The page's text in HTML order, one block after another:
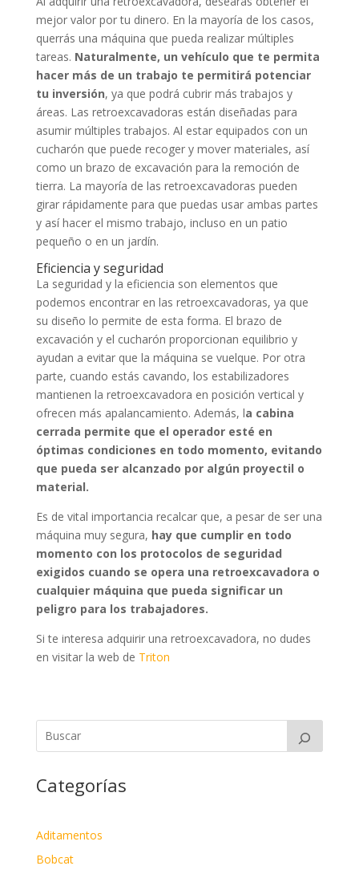
mejor valor por tu dinero. En la mayoría de los casos,
querrás una máquina que pueda realizar múltiples
tareas. Naturalmente, un vehículo que te permita
hacer más de un trabajo te permitirá potenciar
tu inversión, ya que podrá cubrir más trabajos y
áreas. Las retroexcavadoras están diseñadas para
asumir múltiples trabajos. Al estar equipados con un
cucharón que puede recoger y mover materiales, así
como un brazo de excavación para la remoción de
tierra. La mayoría de las retroexcavadoras pueden
girar rápidamente para que puedas usar ambas partes
y así hacer el mismo trabajo, incluso en un patio
pequeño o en un jardín.
Eficiencia y seguridad
La seguridad y la eficiencia son elementos que
podemos encontrar en las retroexcavadoras, ya que
su diseño lo permite de esta forma. El brazo de
excavación y el cucharón proporcionan equilibrio y
ayudan a evitar que la máquina se vuelque. Por otra
parte, cuando estás cavando, los estabilizadores
mantienen la retroexcavadora en posición vertical y
ofrecen más apalancamiento. Además, la cabina
cerrada permite que el operador esté en
óptimas condiciones en todo momento, evitando
que pueda ser alcanzado por algún proyectil o
material.
Es de vital importancia recalcar que, a pesar de ser una
máquina muy segura, hay que cumplir en todo
momento con los protocolos de seguridad
exigidos cuando se opera una retroexcavadora o
cualquier máquina que pueda significar un
peligro para los trabajadores.
Si te interesa adquirir una retroexcavadora, no dudes
en visitar la web de Triton
Categorías
Aditamentos
Bobcat